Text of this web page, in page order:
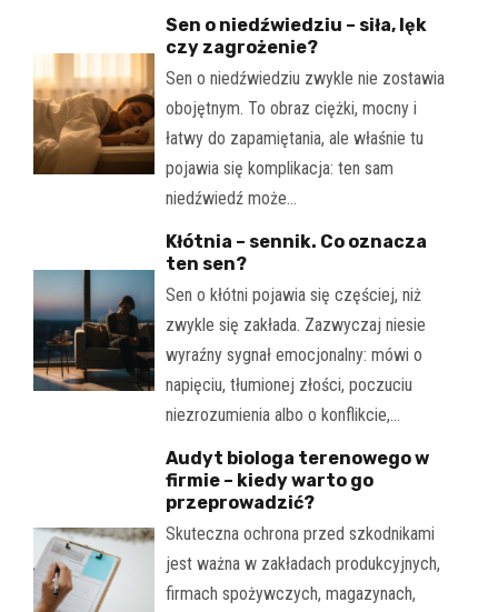
Sen o niedźwiedziu – siła, lęk
czy zagrożenie?
Sen o niedźwiedziu zwykle nie zostawia
obojętnym. To obraz ciężki, mocny i
łatwy do zapamiętania, ale właśnie tu
pojawia się komplikacja: ten sam
niedźwiedź może…
Kłótnia – sennik. Co oznacza
ten sen?
Sen o kłótni pojawia się częściej, niż
zwykle się zakłada. Zazwyczaj niesie
wyraźny sygnał emocjonalny: mówi o
napięciu, tłumionej złości, poczuciu
niezrozumienia albo o konflikcie,…
Audyt biologa terenowego w
firmie – kiedy warto go
przeprowadzić?
Skuteczna ochrona przed szkodnikami
jest ważna w zakładach produkcyjnych,
firmach spożywczych, magazynach,